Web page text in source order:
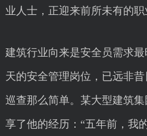
业人士，正迎来前所未有的职
建筑行业向来是安全员需求
天的安全管理岗位，已远非
巡查那么简单。某大型建筑
享了他的经历：“五年前，我